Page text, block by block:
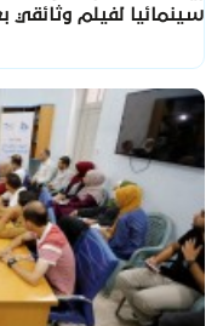
سينمائيا لفيلم وثائقي